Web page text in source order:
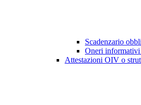
Scadenzario
Oneri informativi
Attestazioni OIV o